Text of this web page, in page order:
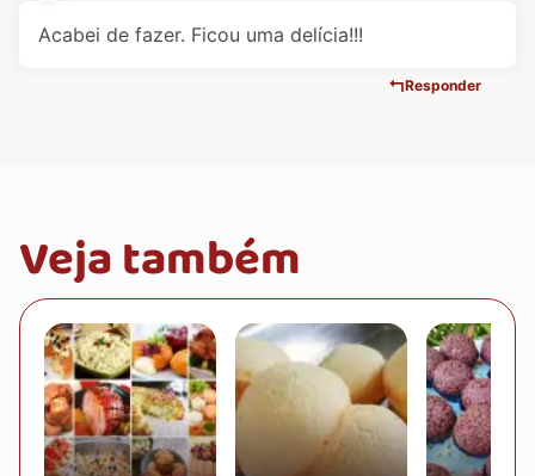
Acabei de fazer. Ficou uma delícia!!!
Responder
Veja também